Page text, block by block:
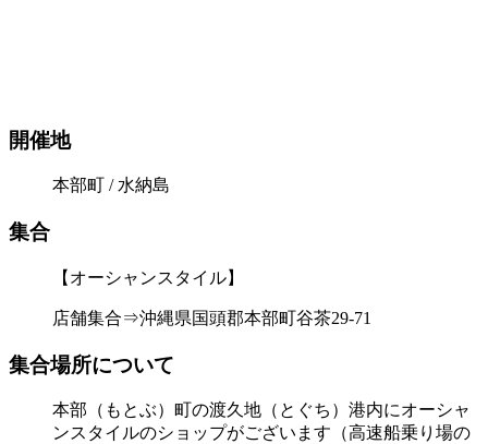
開催地
本部町 / 水納島
集合
【オーシャンスタイル】
店舗集合⇒沖縄県国頭郡本部町谷茶29-71
集合場所について
本部（もとぶ）町の渡久地（とぐち）港内にオーシャ
ンスタイルのショップがございます（高速船乗り場の